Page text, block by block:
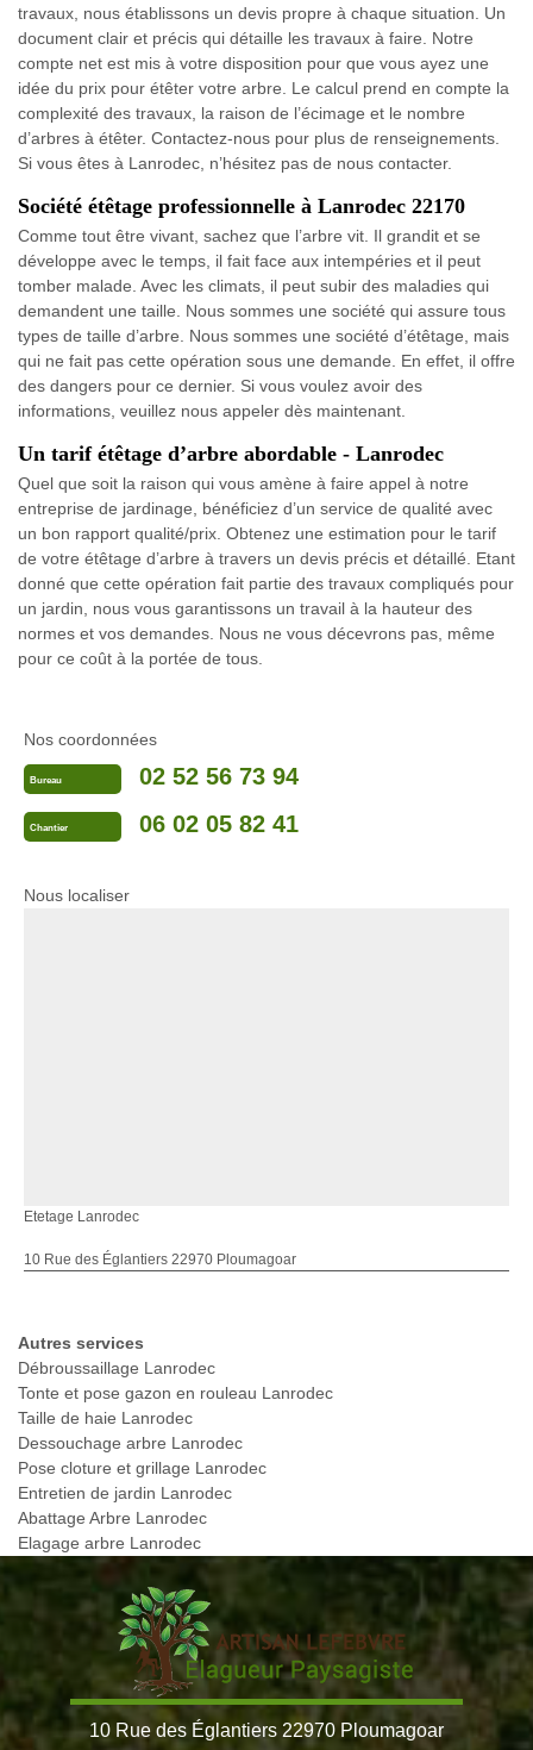
travaux, nous établissons un devis propre à chaque situation. Un
document clair et précis qui détaille les travaux à faire. Notre
compte net est mis à votre disposition pour que vous ayez une
idée du prix pour étêter votre arbre. Le calcul prend en compte la
complexité des travaux, la raison de l’écimage et le nombre
d’arbres à étêter. Contactez-nous pour plus de renseignements.
Si vous êtes à Lanrodec, n’hésitez pas de nous contacter.
Société étêtage professionnelle à Lanrodec 22170
Comme tout être vivant, sachez que l’arbre vit. Il grandit et se
développe avec le temps, il fait face aux intempéries et il peut
tomber malade. Avec les climats, il peut subir des maladies qui
demandent une taille. Nous sommes une société qui assure tous
types de taille d’arbre. Nous sommes une société d’étêtage, mais
qui ne fait pas cette opération sous une demande. En effet, il offre
des dangers pour ce dernier. Si vous voulez avoir des
informations, veuillez nous appeler dès maintenant.
Un tarif étêtage d’arbre abordable - Lanrodec
Quel que soit la raison qui vous amène à faire appel à notre
entreprise de jardinage, bénéficiez d’un service de qualité avec
un bon rapport qualité/prix. Obtenez une estimation pour le tarif
de votre étêtage d’arbre à travers un devis précis et détaillé. Etant
donné que cette opération fait partie des travaux compliqués pour
un jardin, nous vous garantissons un travail à la hauteur des
normes et vos demandes. Nous ne vous décevrons pas, même
pour ce coût à la portée de tous.
Nos coordonnées
Bureau 02 52 56 73 94
Chantier 06 02 05 82 41
Nous localiser
Etetage Lanrodec
10 Rue des Églantiers 22970 Ploumagoar
Autres services
Débroussaillage Lanrodec
Tonte et pose gazon en rouleau Lanrodec
Taille de haie Lanrodec
Dessouchage arbre Lanrodec
Pose cloture et grillage Lanrodec
Entretien de jardin Lanrodec
Abattage Arbre Lanrodec
Elagage arbre Lanrodec
10 Rue des Églantiers 22970 Ploumagoar